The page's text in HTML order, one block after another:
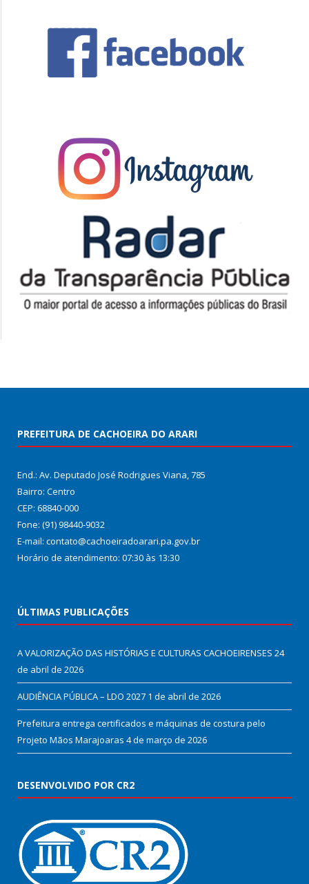
PREFEITURA DE CACHOEIRA DO ARARI
End.: Av. Deputado José Rodrigues Viana, 785
Bairro: Centro
CEP: 68840-000
Fone: (91) 98440-9032
E-mail: contato@cachoeiradoarari.pa.gov.br
Horário de atendimento: 07:30 às 13:30
ÚLTIMAS PUBLICAÇÕES
A VALORIZAÇÃO DAS HISTÓRIAS E CULTURAS CACHOEIRENSES 24
de abril de 2026
AUDIÊNCIA PÚBLICA – LDO 2027 1 de abril de 2026
Prefeitura entrega certificados e máquinas de costura pelo
Projeto Mãos Marajoaras 4 de março de 2026
DESENVOLVIDO POR CR2